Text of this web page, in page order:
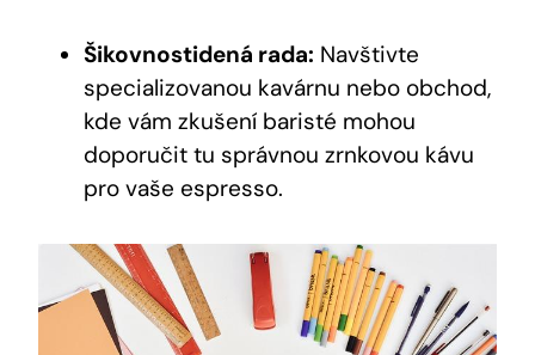
Šikovnostidená rada: Navštivte
specializovanou kavárnu nebo obchod,
kde vám zkušení baristé mohou
doporučit tu správnou zrnkovou kávu
pro vaše espresso.